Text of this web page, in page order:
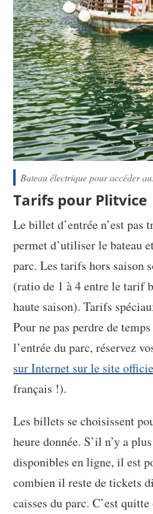
Bateau électrique pour accéder
Tarifs pour Plitvice
Le billet d’entrée n’est pas
permet d’utiliser le bateau
parc. Les tarifs hors saison
(ratio de 1 à 4 entre le tarif
haute saison). Tarifs
Pour ne pas perdre de
l’entrée du parc, réservez
sur Internet sur le site
français !).
Les billets se choisissent
heure donnée. S’il n’y a
disponibles en ligne, il est
combien il reste de tickets
caisses du parc. C’est